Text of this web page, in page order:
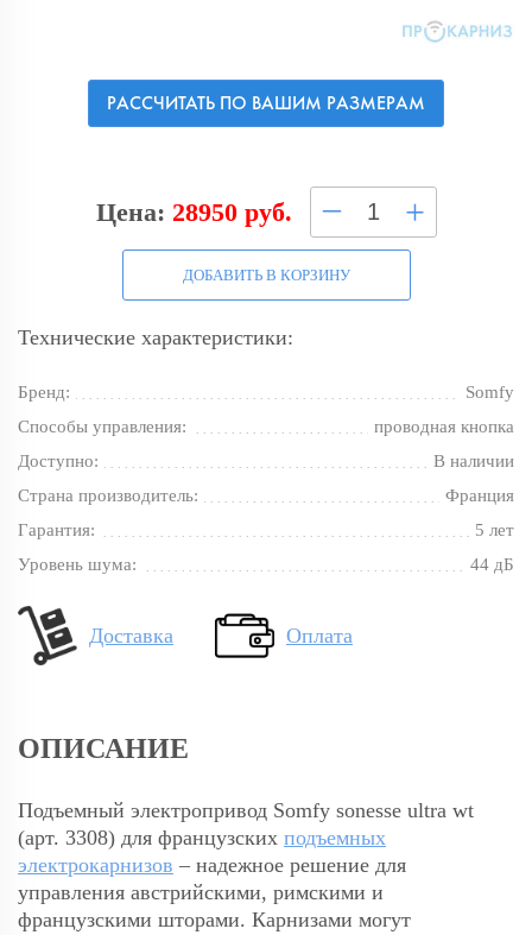
РАССЧИТАТЬ ПО ВАШИМ РАЗМЕРАМ
Цена: 28950 руб. – +
ДОБАВИТЬ В КОРЗИНУ
Технические характеристики:
Бренд:
Somfy
Способы управления:
проводная кнопка
Доступно:
В наличии
Страна производитель:
Франция
Гарантия:
5 лет
Уровень шума:
44 дБ
Доставка Оплата
ОПИСАНИЕ
Подъемный электропривод Somfy sonesse ultra wt
(арт. 3308) для французских подъемных
электрокарнизов – надежное решение для
управления австрийскими, римскими и
французскими шторами. Карнизами могут